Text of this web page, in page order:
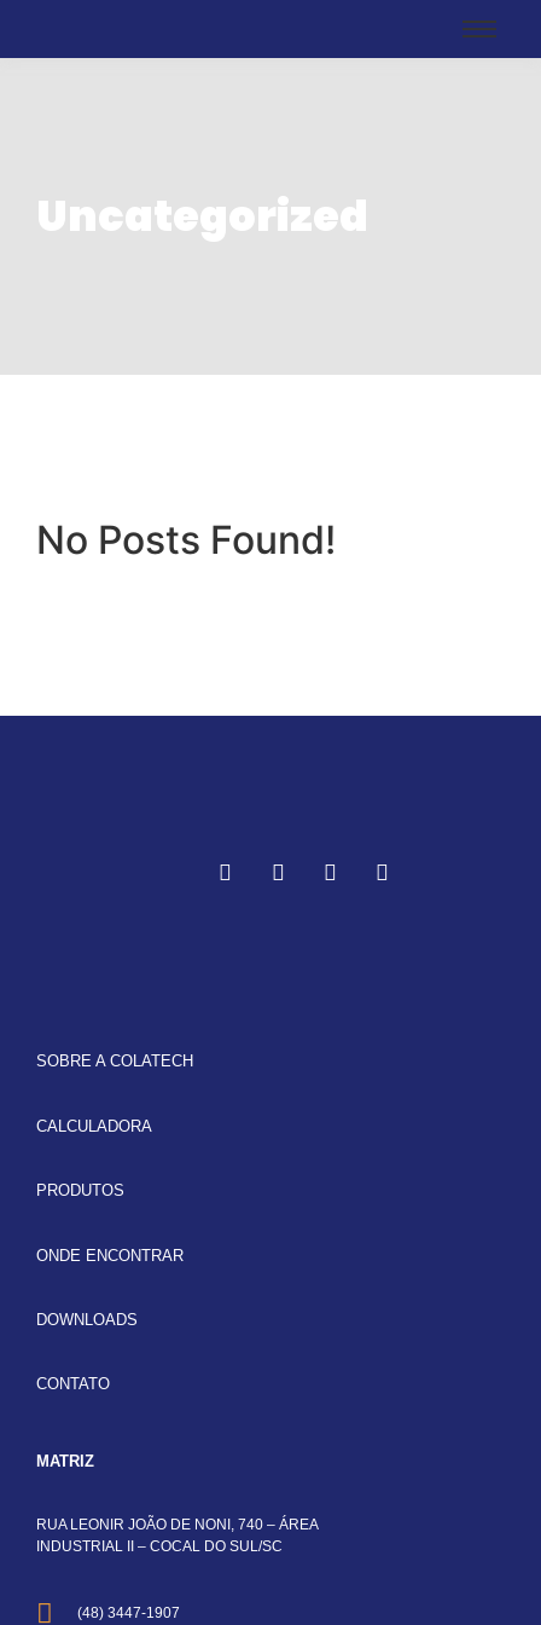
Uncategorized
No Posts Found!
SOBRE A COLATECH
CALCULADORA
PRODUTOS
ONDE ENCONTRAR
DOWNLOADS
CONTATO
MATRIZ
RUA LEONIR JOÃO DE NONI, 740 – ÁREA
INDUSTRIAL II – COCAL DO SUL/SC
(48) 3447-1907